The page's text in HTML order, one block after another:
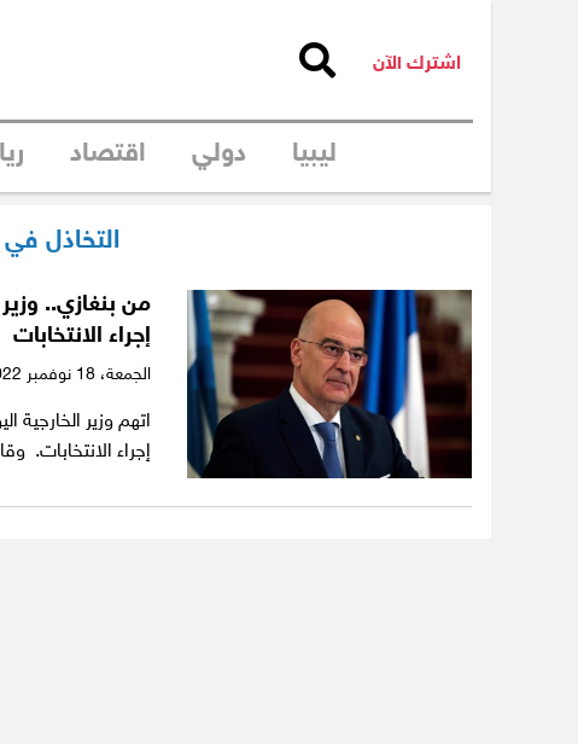
اشترك الآن
ليبيا دولي اقتصاد
التخاذل في
من بنغازي..
إجراء الانتخابات
الجمعة،
اتهم وزير الخارجية
إجراء